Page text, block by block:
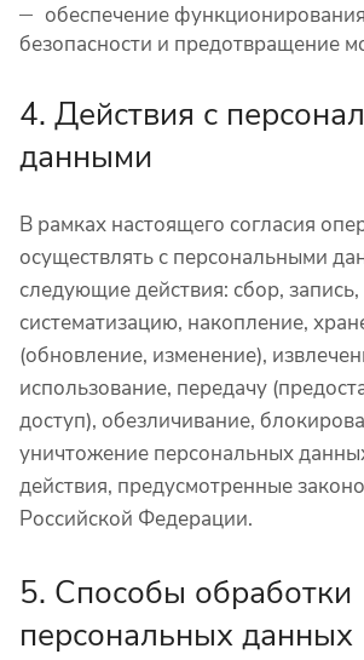
обеспечение функционирования
безопасности и предотвращение
4. Действия с
данными
В рамках настоящего согласия
осуществлять с персональными
следующие действия: сбор, запись,
систематизацию, накопление,
(обновление, изменение),
использование, передачу
доступ), обезличивание,
уничтожение персональных
действия, предусмотренные
Российской Федерации.
5. Способы обработки
персональных данных